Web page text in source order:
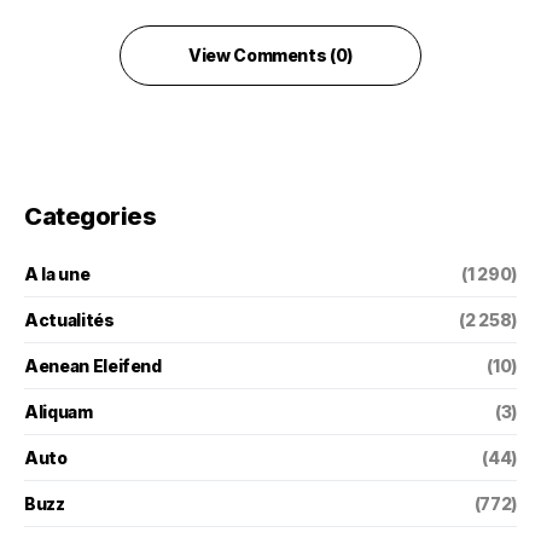
View Comments (0)
Categories
A la une (1 290)
Actualités (2 258)
Aenean Eleifend (10)
Aliquam (3)
Auto (44)
Buzz (772)